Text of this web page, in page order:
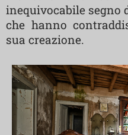
inequivocabile segno
che hanno
sua creazione.